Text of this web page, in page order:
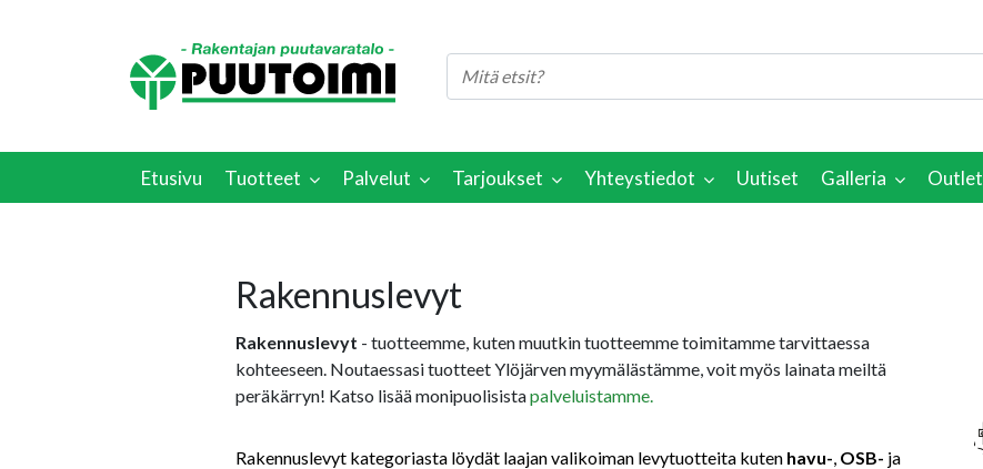
Etusivu Tuotteet Palvelut Tarjoukset Yhteystiedot Uutiset Galleria Outlet
Rakennuslevyt
Rakennuslevyt - tuotteemme, kuten muutkin tuotteemme toimitamme tarvittaessa
kohteeseen. Noutaessasi tuotteet Ylöjärven myymälästämme, voit myös lainata meiltä
peräkärryn! Katso lisää monipuolisistapalveluistamme.
Rakennuslevyt kategoriasta löydät laajan valikoiman levytuotteita kuten havu-, OSB- ja